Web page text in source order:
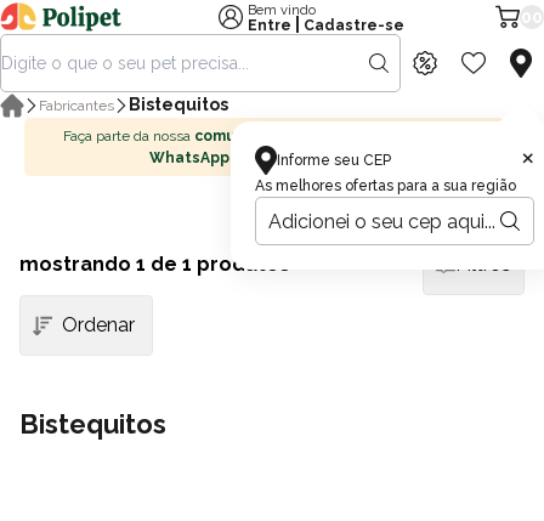
Informe seu CEP
As melhores ofertas para a sua região
×
Bem vindo
Entre
Cadastre-se
Fabricantes Bistequitos
Faça parte da nossa comunidade no
WhatsApp
Bistequitos
mostrando 1 de 1 produtos Filtros